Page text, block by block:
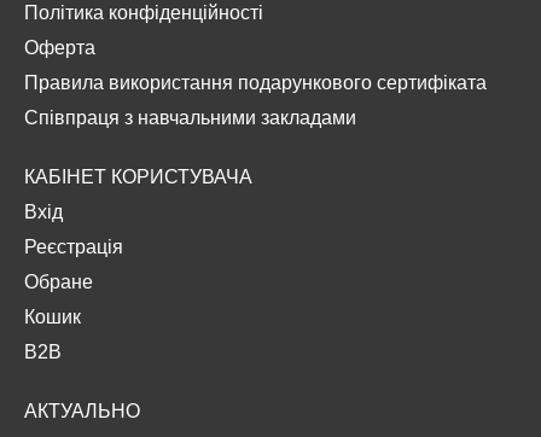
Політика конфіденційності
Оферта
Правила використання подарункового сертифіката
Співпраця з навчальними закладами
КАБІНЕТ КОРИСТУВАЧА
Вхід
Реєстрація
Обране
Кошик
B2B
АКТУАЛЬНО